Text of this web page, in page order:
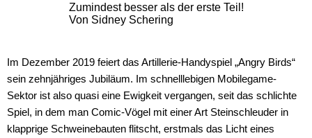
Zumindest besser als der erste Teil!
Von Sidney Schering
Im Dezember 2019 feiert das Artillerie-Handyspiel „Angry Birds“
sein zehnjähriges Jubiläum. Im schnelllebigen Mobilegame-
Sektor ist also quasi eine Ewigkeit vergangen, seit das schlichte
Spiel, in dem man Comic-Vögel mit einer Art Steinschleuder in
klapprige Schweinebauten flitscht, erstmals das Licht eines